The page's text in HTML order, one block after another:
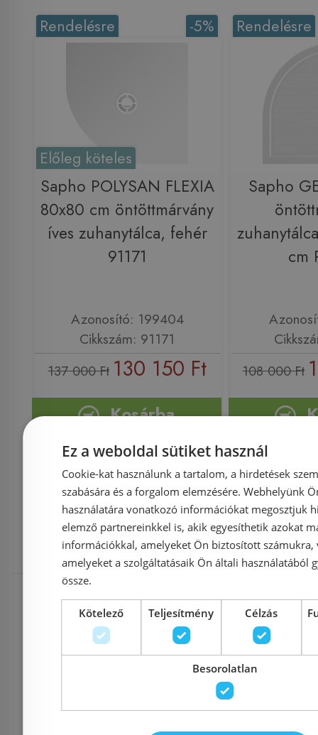
-5%
Rendelésre
Előleg köteles
Sapho POLYSAN FLEXIA
80x80 cm öntöttmárvány
íves zuhanytálca, fehér
91171
Azonosító: 199404
Cikkszám: 91171
137 000 Ft 130 150 Ft
Kosárba
Rendelésre
Sapho
cm
108 000 Ft
Mások
megnézték
Rendelésre
Ez a weboldal sütiket használ
Cookie-kat használunk a tartalom, a hirdetések
szabására és a forgalom elemzésére. Webhelyünk
használatára vonatkozó információkat megosztjuk
elemző partnereinkkel is, akik egyesíthetik azokat
információkkal, amelyeket Ön biztosított számukra,
amelyeket a szolgáltatásaik Ön általi használatából
össze.
Kötelező Teljesítmény Célzás
Besorolatlan